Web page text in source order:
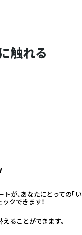
触れる
、あなたにとっての「い
ることができます。
クできます！